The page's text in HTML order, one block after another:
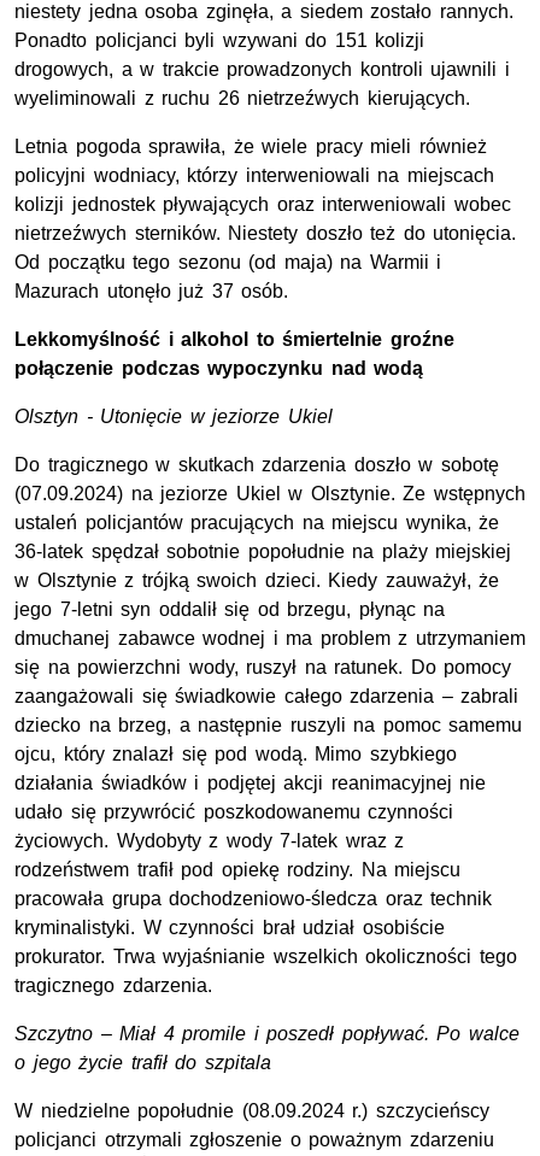
niestety jedna osoba zginęła, a siedem zostało rannych.
Ponadto policjanci byli wzywani do 151 kolizji
drogowych, a w trakcie prowadzonych kontroli ujawnili i
wyeliminowali z ruchu 26 nietrzeźwych kierujących.
Letnia pogoda sprawiła, że wiele pracy mieli również
policyjni wodniacy, którzy interweniowali na miejscach
kolizji jednostek pływających oraz interweniowali wobec
nietrzeźwych sterników. Niestety doszło też do utonięcia.
Od początku tego sezonu (od maja) na Warmii i
Mazurach utonęło już 37 osób.
Lekkomyślność i alkohol to śmiertelnie groźne
połączenie podczas wypoczynku nad wodą
Olsztyn - Utonięcie w jeziorze Ukiel
Do tragicznego w skutkach zdarzenia doszło w sobotę
(07.09.2024) na jeziorze Ukiel w Olsztynie. Ze wstępnych
ustaleń policjantów pracujących na miejscu wynika, że
36-latek spędzał sobotnie popołudnie na plaży miejskiej
w Olsztynie z trójką swoich dzieci. Kiedy zauważył, że
jego 7-letni syn oddalił się od brzegu, płynąc na
dmuchanej zabawce wodnej i ma problem z utrzymaniem
się na powierzchni wody, ruszył na ratunek. Do pomocy
zaangażowali się świadkowie całego zdarzenia – zabrali
dziecko na brzeg, a następnie ruszyli na pomoc samemu
ojcu, który znalazł się pod wodą. Mimo szybkiego
działania świadków i podjętej akcji reanimacyjnej nie
udało się przywrócić poszkodowanemu czynności
życiowych. Wydobyty z wody 7-latek wraz z
rodzeństwem trafił pod opiekę rodziny. Na miejscu
pracowała grupa dochodzeniowo-śledcza oraz technik
kryminalistyki. W czynności brał udział osobiście
prokurator. Trwa wyjaśnianie wszelkich okoliczności tego
tragicznego zdarzenia.
Szczytno – Miał 4 promile i poszedł popływać. Po walce
o jego życie trafił do szpitala
W niedzielne popołudnie (08.09.2024 r.) szczycieńscy
policjanci otrzymali zgłoszenie o poważnym zdarzeniu